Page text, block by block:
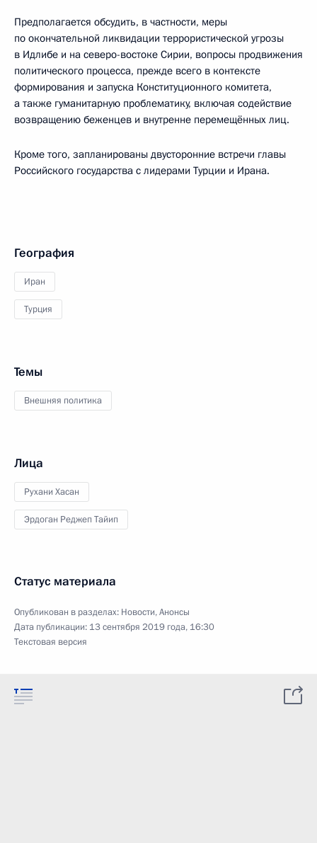
Предполагается обсудить, в частности, меры
по окончательной ликвидации террористической угрозы
в Идлибе и на северо-востоке Сирии, вопросы продвижения
политического процесса, прежде всего в контексте
формирования и запуска Конституционного комитета,
а также гуманитарную проблематику, включая содействие
возвращению беженцев и внутренне перемещённых лиц.
Кроме того, запланированы двусторонние встречи главы
Российского государства с лидерами Турции и Ирана.
География
Иран
Турция
Темы
Внешняя политика
Лица
Рухани Хасан
Эрдоган Реджеп Тайип
Статус материала
Опубликован в разделах: Новости,Анонсы
Дата публикации: 13 сентября 2019 года, 16:30
Текстовая версия